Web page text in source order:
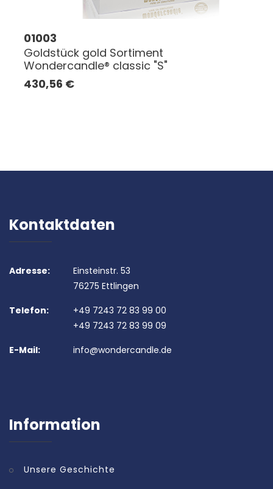
01003
Goldstück gold Sortiment
Wondercandle® classic "S"
430,56 €
Kontaktdaten
Adresse:
Einsteinstr. 53
76275 Ettlingen
Telefon:
+49 7243 72 83 99 00
+49 7243 72 83 99 09
E-Mail:
info@wondercandle.de
Information
Unsere Geschichte